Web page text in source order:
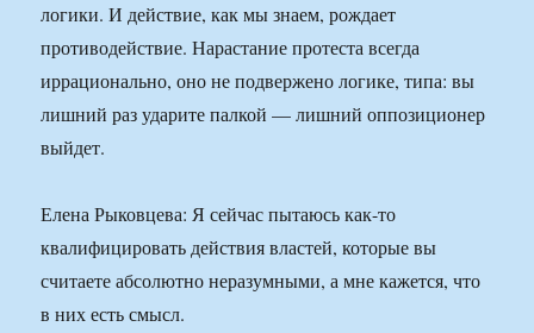
логики. И действие, как мы знаем, рождает
противодействие. Нарастание протеста всегда
иррационально, оно не подвержено логике, типа: вы
лишний раз ударите палкой — лишний оппозиционер
выйдет.
Елена Рыковцева: Я сейчас пытаюсь как-то
квалифицировать действия властей, которые вы
считаете абсолютно неразумными, а мне кажется, что
в них есть смысл.